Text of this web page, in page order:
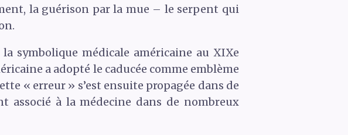
la guérison par la mue – le serpent qui
symbolique médicale américaine au XIXe
a adopté le caducée comme emblème
« erreur » s’est ensuite propagée dans de
associé à la médecine dans de nombreux